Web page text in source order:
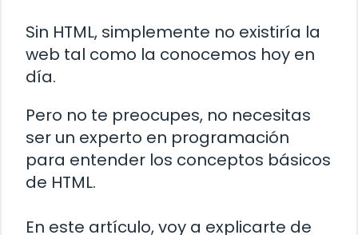
Sin HTML, simplemente no existiría la
web tal como la conocemos hoy en
día.
Pero no te preocupes, no necesitas
ser un experto en programación
para entender los conceptos básicos
de HTML.
En este artículo, voy a explicarte de